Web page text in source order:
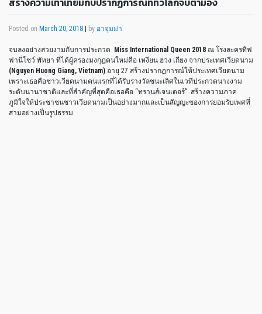
สร้างความเท่าเทียมกับปรากฏการณ์ที่ทั่วโลกจับตามอง
Posted on March 20, 2018 by อาจุมม่า
จบลงอย่างสวยงามกับการประกวด Miss International Queen 2018 ณ โรงละครทิฟ
ฟานี่โชว์ พัทยา ที่ได้ผู้ครองมงกุฎคนใหม่คือ เหงียน ฮวง เกียง จากประเทศเวียดนาม
(Nguyen Huong Giang, Vietnam) อายุ 27 สร้างปรากฏการณ์ให้ประเทศเวียดนาม
เพราะเธอคือชาวเวียดนามคนแรกที่ได้รับรางวัลชนะเลิศในเวทีประกวดนางงาม
ระดับนานาชาติและที่สำคัญที่สุดคือเธอคือ “ทรานส์เจนเดอร์” สร้างความภาค
ภูมิใจให้ประชาชนชาวเวียดนามเป็นอย่างมากและเป็นสัญญะของการยอมรับเพศที่
สามอย่างเป็นรูปธรรม